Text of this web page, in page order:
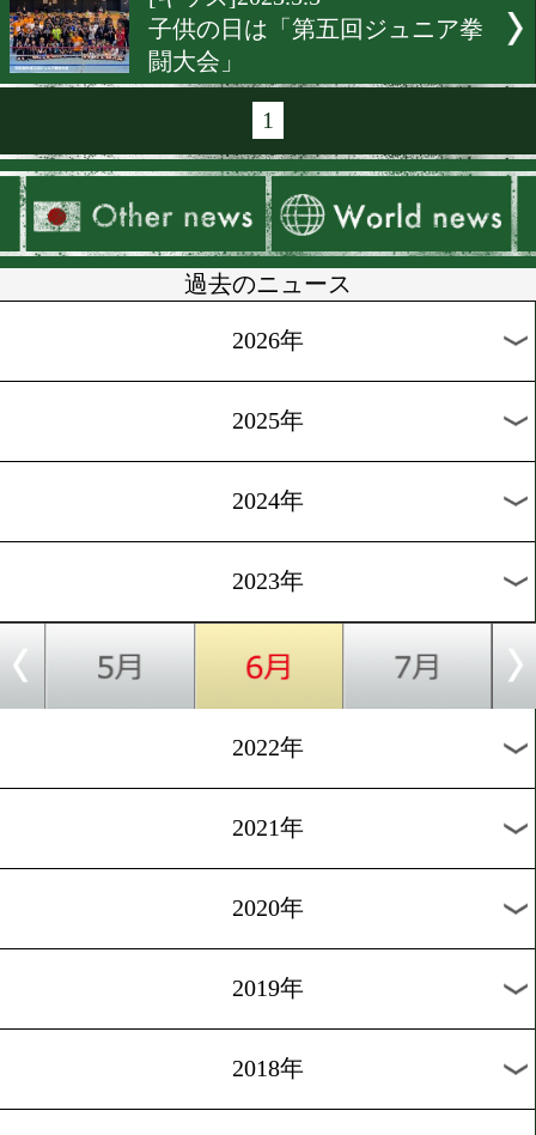
[合宿レポート]2023.5.19
志成ジムの選手層が激アツ!
[公開練習]2023.5.18
中谷潤人がベガスでシャド
披露
[ラスベガスレポ]2023.5.13
佐々木尽と渡邊海がベガス
ワーアップ!
[ベガス合宿]2023.5.6
開始!
[キッズ]2023.5.5
子供の日は「第五回ジュニ
闘大会」
過去のニュース
2026年
2025年